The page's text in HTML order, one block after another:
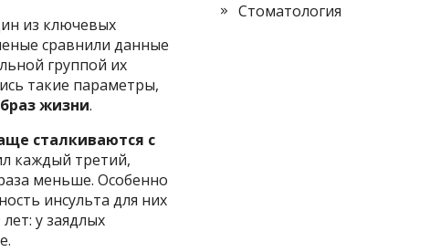
из ключевых
сравнили данные
группой их
такие параметры,
жизни.
сталкиваются с
каждый третий,
меньше. Особенно
инсульта для них
у заядлых
Стоматология